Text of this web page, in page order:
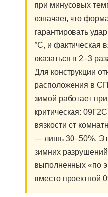
при минусовых
означает, что
гарантировать
°C, и фактическая
оказаться в 2–3
Для конструкции
расположения в
зимой работает
критическая:
вязкости от
— лишь 30–50%.
зимних
выполненных «по
вместо проектной